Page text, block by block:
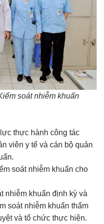
soát nhiễm khuẩn
thực hành công tác
viên y tế và cán bộ quản
soát nhiễm khuẩn cho
nhiễm khuẩn định kỳ và
soát nhiễm khuẩn thẩm
và tổ chức thực hiện.